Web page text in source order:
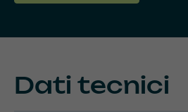
Dati tecnici